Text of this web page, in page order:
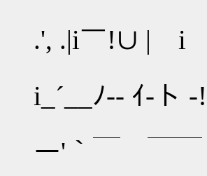
.', .|i￣!∪
i_´__ﾉ-- ｲ-
／ヽ
ー'｀￣ ￣